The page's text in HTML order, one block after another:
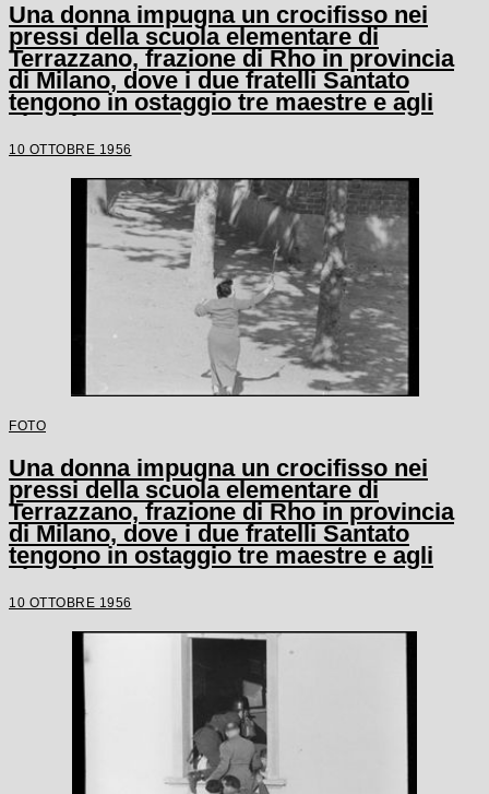
Una donna impugna un crocifisso nei
pressi della scuola elementare di
Terrazzano, frazione di Rho in provincia
di Milano, dove i due fratelli Santato
tengono in ostaggio tre maestre e agli
alunni
10 OTTOBRE 1956
FOTO
Una donna impugna un crocifisso nei
pressi della scuola elementare di
Terrazzano, frazione di Rho in provincia
di Milano, dove i due fratelli Santato
tengono in ostaggio tre maestre e agli
alunni
10 OTTOBRE 1956